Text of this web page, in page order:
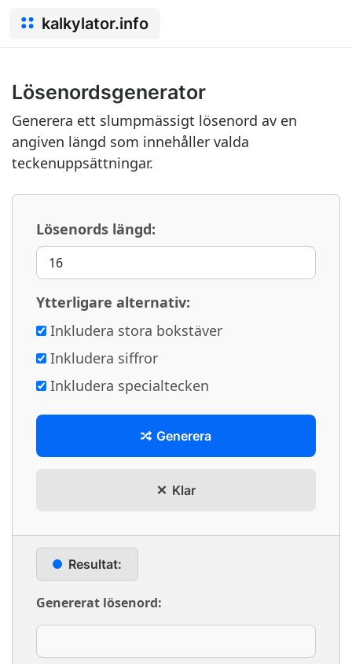
kalkylator.info
Lösenordsgenerator
Generera ett slumpmässigt lösenord av en
angiven längd som innehåller valda
teckenuppsättningar.
Lösenords längd:
Ytterligare alternativ:
Inkludera stora bokstäver
Inkludera siffror
Inkludera specialtecken
Generera
Klar
Resultat:
Genererat lösenord: